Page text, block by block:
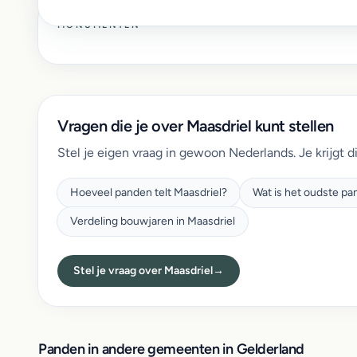
MONUMENTEN
Vragen die je over Maasdriel kunt stellen
Stel je eigen vraag in gewoon Nederlands. Je krijgt
Hoeveel panden telt Maasdriel? Wat is het oudste
Verdeling bouwjaren in Maasdriel
Stel je vraag over Maasdriel→
Panden in andere gemeenten in Gelderland